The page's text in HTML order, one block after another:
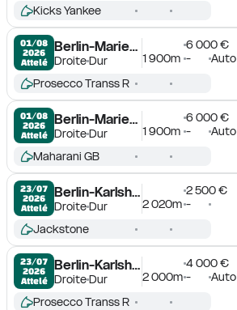
Kicks Yankee
01/08
2026
Attelé
Berlin-Mariendorf
DroiteDur
6 000 €
1 900m - Auto
Prosecco Transs R
01/08
2026
Attelé
Berlin-Mariendorf
DroiteDur
6 000 €
1 900m - Auto
Maharani GB
23/07
2026
Attelé
Berlin-Karlshorst
DroiteDur
2 500 €
2 020m -
Jackstone
23/07
2026
Attelé
Berlin-Karlshorst
DroiteDur
4 000 €
2 000m - Auto
Prosecco Transs R